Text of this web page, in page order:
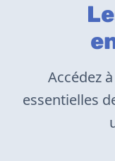
Accédez
essentielles